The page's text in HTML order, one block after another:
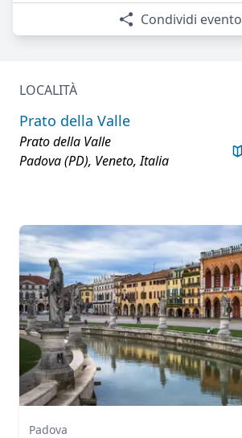
Condividi evento
LOCALITÀ
Prato della Valle
Prato della Valle
Padova (PD), Veneto, Italia
Padova